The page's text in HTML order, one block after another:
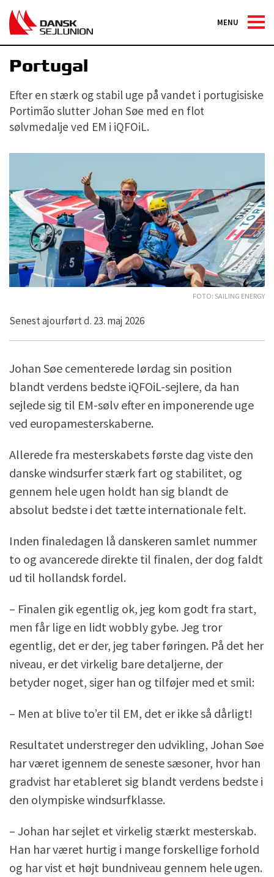
MENU
Johan Søe vinder EM-sølv i
Portugal
Efter en stærk og stabil uge på vandet i portugisiske
Portimão slutter Johan Søe med en flot
sølvmedalje ved EM i iQFOiL.
Foto: Sailing Energy
Senest ajourført d. 23. maj 2026
Johan Søe cementerede lørdag sin position
blandt verdens bedste iQFOiL-sejlere, da han
sejlede sig til EM-sølv efter en imponerende uge
ved europamesterskaberne.
Allerede fra mesterskabets første dag viste den
danske windsurfer stærk fart og stabilitet, og
gennem hele ugen holdt han sig blandt de
absolut bedste i det tætte internationale felt.
Inden finaledagen lå danskeren samlet nummer
to og avancerede direkte til finalen, der dog faldt
ud til hollandsk fordel.
– Finalen gik egentlig ok, jeg kom godt fra start,
men får lige en lidt wobbly gybe. Jeg tror
egentlig, det er der, jeg taber føringen. På det her
niveau, er det virkelig bare detaljerne, der
betyder noget, siger han og tilføjer med et smil:
– Men at blive to’er til EM, det er ikke så dårligt!
Resultatet understreger den udvikling, Johan Søe
har været igennem de seneste sæsoner, hvor han
gradvist har etableret sig blandt verdens bedste i
den olympiske windsurfklasse.
– Johan har sejlet et virkelig stærkt mesterskab.
Han har været hurtig i mange forskellige forhold
og har vist et højt bundniveau gennem hele ugen.